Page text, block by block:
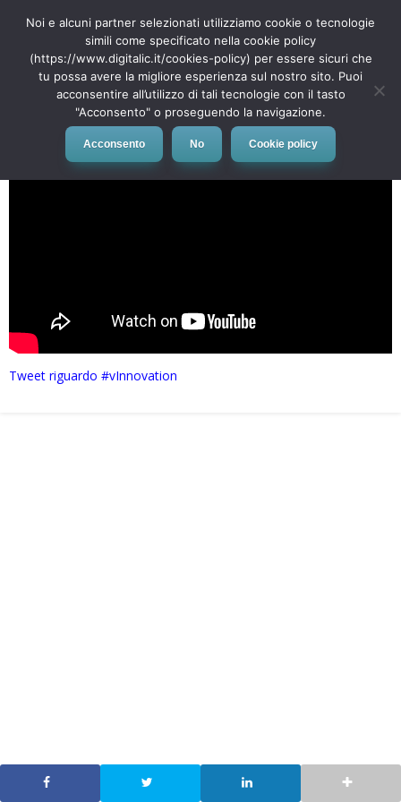
Live streaming
vInnovation VMware
Tweet riguardo #vInnovation
Noi e alcuni partner selezionati utilizziamo cookie o tecnologie
simili come specificato nella cookie policy
(https://www.digitalic.it/cookies-policy) per essere sicuri che
tu possa avere la migliore esperienza sul nostro sito. Puoi
acconsentire all’utilizzo di tali tecnologie con il tasto
"Acconsento" o proseguendo la navigazione.
Acconsento No Cookie policy